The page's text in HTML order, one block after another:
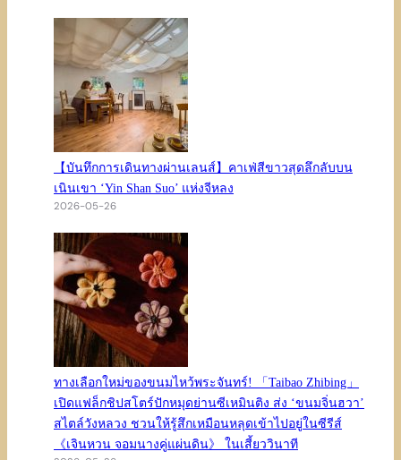
【บันทึกการเดินทางผ่านเลนส์】คาเฟ่สีขาวสุดลึกลับบน
เนินเขา ‘Yin Shan Suo’ แห่งจีหลง
2026-05-26
ทางเลือกใหม่ของขนมไหว้พระจันทร์! 「Taibao Zhibing」
เปิดแฟล็กชิปสโตร์ปักหมุดย่านซีเหมินติง ส่ง ‘ขนมจิ่นฮวา’
สไตล์วังหลวง ชวนให้รู้สึกเหมือนหลุดเข้าไปอยู่ในซีรีส์
《เจินหวน จอมนางคู่แผ่นดิน》 ในเสี้ยววินาที